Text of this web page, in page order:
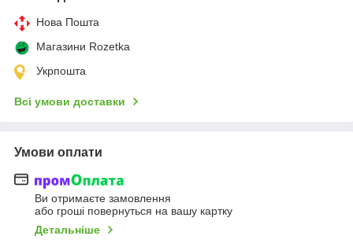
Нова Пошта
Магазини Rozetka
Укрпошта
Всі умови доставки
Умови оплати
Ви отримаєте замовлення
або гроші повернуться на вашу картку
Детальніше